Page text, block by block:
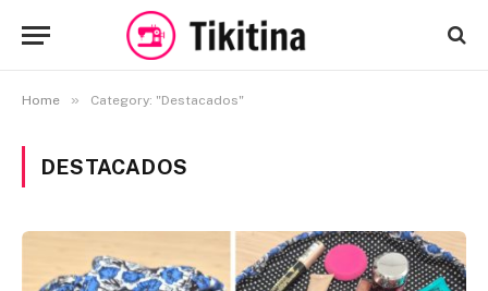
Home » Category: "Destacados"
DESTACADOS